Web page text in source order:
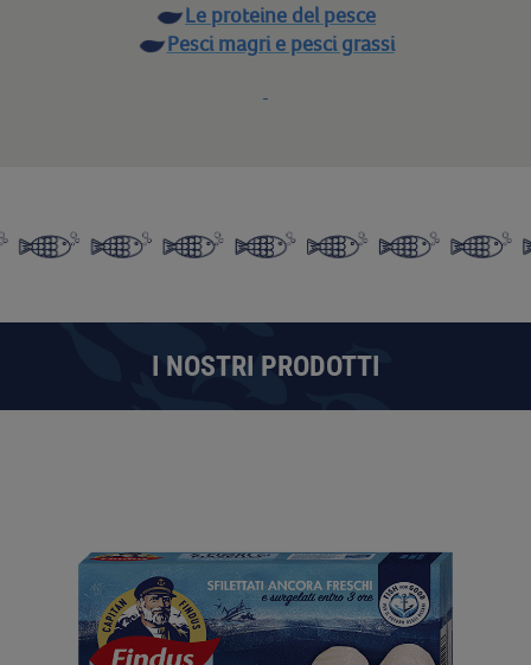
Le proteine del pesce
Pesci magri e pesci grassi
I NOSTRI PRODOTTI